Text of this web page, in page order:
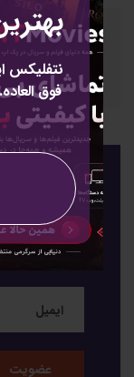
نتفلیکس
فوق
آرشیو
عضویت
عضویت